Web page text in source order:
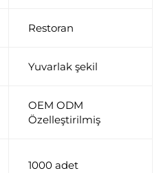
Restoran
Yuvarlak şekil
OEM ODM
Özelleştirilmiş
1000 adet